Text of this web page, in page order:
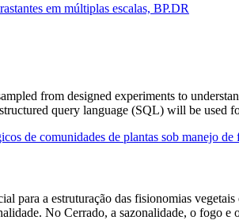
em múltiplas escalas, BP.DR
from designed experiments to
query language (SQL) will be
de comunidades de plantas sob manejo
para a estruturação das fisionomias
No Cerrado, a sazonalidade, o